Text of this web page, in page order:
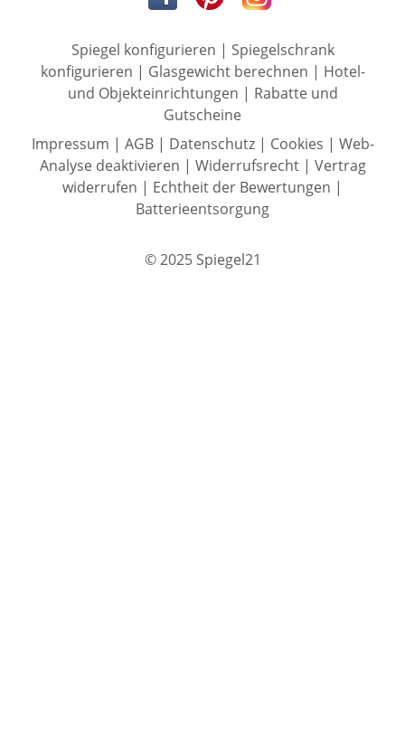
Spiegel konfigurieren | Spiegelschrank
konfigurieren | Glasgewicht berechnen | Hotel-
und Objekteinrichtungen | Rabatte und
Gutscheine
Impressum | AGB| Datenschutz| Cookies | Web-
Analyse deaktivieren | Widerrufsrecht| Vertrag
widerrufen | Echtheit der Bewertungen |
Batterieentsorgung
© 2025 Spiegel21